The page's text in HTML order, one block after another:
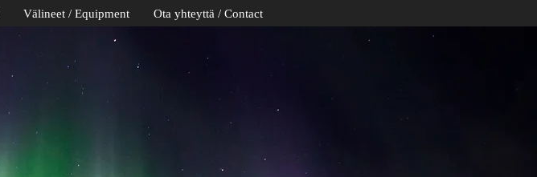
Välineet / Equipment Ota yhteyttä / Contact